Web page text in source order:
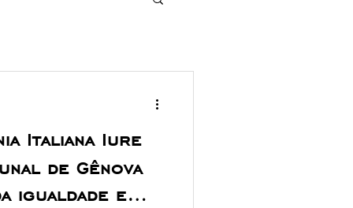
Italiana Iure
de Gênova
igualdade e